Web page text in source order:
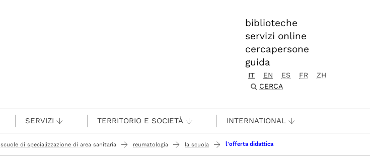
biblioteche
servizi online
cercapersone
guida
IT EN ES FR
ZH
CERCA
SERVIZI TERRITORIO E SOCIETÀ INTERNATIONAL
scuole di specializzazione di area sanitaria reumatologia la scuola l'offerta didattica